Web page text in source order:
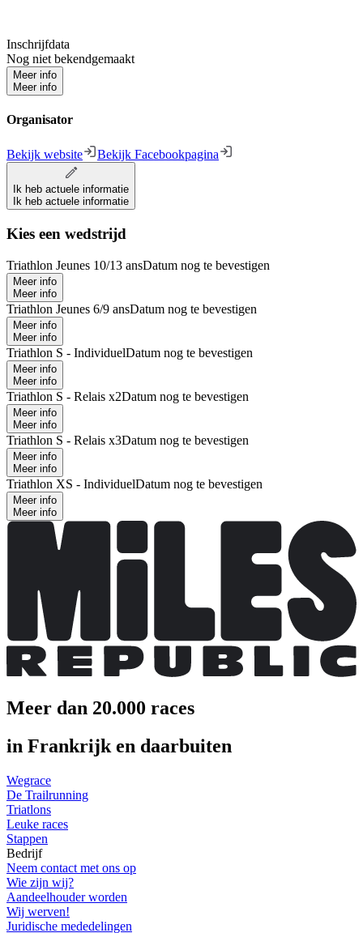
Inschrijfdata
Nog niet bekendgemaakt
Meer info
Meer info
Organisator
Bekijk website Bekijk Facebookpagina
Ik heb actuele informatie
Ik heb actuele informatie
Kies een wedstrijd
Triathlon Jeunes 10/13 ansDatum nog te bevestigen
Meer info
Meer info
Triathlon Jeunes 6/9 ansDatum nog te bevestigen
Meer info
Meer info
Triathlon S - IndividuelDatum nog te bevestigen
Meer info
Meer info
Triathlon S - Relais x2Datum nog te bevestigen
Meer info
Meer info
Triathlon S - Relais x3Datum nog te bevestigen
Meer info
Meer info
Triathlon XS - IndividuelDatum nog te bevestigen
Meer info
Meer info
Meer dan 20.000 races
in Frankrijk en daarbuiten
Wegrace
De Trailrunning
Triatlons
Leuke races
Stappen
Bedrijf
Neem contact met ons op
Wie zijn wij?
Aandeelhouder worden
Wij werven!
Juridische mededelingen